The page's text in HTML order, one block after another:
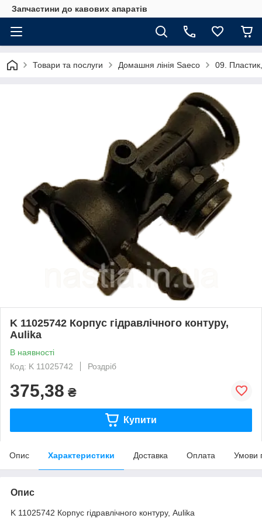
Запчастини до кавових апаратів
Товари та послуги Домашня лінія Saeco 09. Пластик,
K 11025742 Корпус гідравлічного контуру,
Aulika
В наявності
Код: K 11025742
Роздріб
375,38 ₴
Купити
Опис Характеристики Доставка Оплата Умови
Опис
K 11025742 Корпус гідравлічного контуру, Aulika